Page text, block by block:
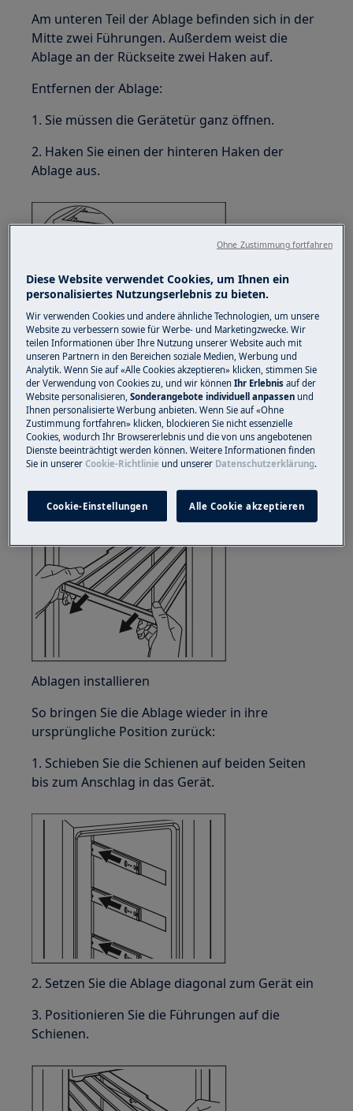
Am unteren Teil der Ablage befinden sich in der
Mitte zwei Führungen. Außerdem weist die
Ablage an der Rückseite zwei Haken auf.
Entfernen der Ablage:
1. Sie müssen die Gerätetür ganz öffnen.
2. Haken Sie einen der hinteren Haken der
Ablage aus.
Um die Ablage zu lösen, genügt es, nur einen
hinteren Haken zu lösen.
3. Heben Sie die Ablage leicht an und ziehen Sie
Ablagen installieren
So bringen Sie die Ablage wieder in ihre
ursprüngliche Position zurück:
1. Schieben Sie die Schienen auf beiden Seiten
bis zum Anschlag in das Gerät.
2. Setzen Sie die Ablage diagonal zum Gerät ein
3. Positionieren Sie die Führungen auf die
Schienen.
Diese Website verwendet Cookies, um Ihnen ein
personalisiertes Nutzungserlebnis zu bieten.
Wir verwenden Cookies und andere ähnliche Technologien, um unsere
Website zu verbessern sowie für Werbe- und Marketingzwecke. Wir
teilen Informationen über Ihre Nutzung unserer Website auch mit
unseren Partnern in den Bereichen soziale Medien, Werbung und
Analytik. Wenn Sie auf «Alle Cookies akzeptieren» klicken, stimmen Sie
der Verwendung von Cookies zu, und wir könnenIhr Erlebnisauf der
Website personalisieren,Sonderangebote individuell anpassen und
Ihnen personalisierte Werbung anbieten. Wenn Sie auf «Ohne
Zustimmung fortfahren» klicken, blockieren Sie nicht essenzielle
Cookies, wodurch Ihr Browsererlebnis und die von uns angebotenen
Dienste beeinträchtigt werden können. Weitere Informationen finden
Sie in unsererCookie-Richtlinie und unserer Datenschutzerklärung.
Cookie-Einstellungen Alle Cookie akzeptieren
Ohne Zustimmung fortfahren